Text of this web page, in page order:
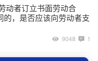
动者订立书面劳动合
，是否应该向劳动者支
9048 1